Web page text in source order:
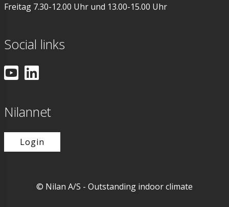
Freitag 7.30-12.00 Uhr und 13.00-15.00 Uhr
Social links
Nilannet
Login
© Nilan A/S - Outstanding indoor climate